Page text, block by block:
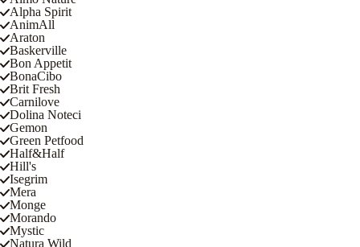
Alpha Spirit
AnimAll
Araton
Baskerville
Bon Appetit
BonaCibo
Brit Fresh
Carnilove
Dolina Noteci
Gemon
Green Petfood
Half&Half
Hill's
Isegrim
Mera
Monge
Morando
Mystic
Natura Wild